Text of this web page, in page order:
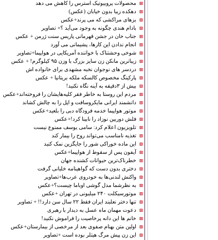
محصولات پروبیوتیک استرس را کاهش می دهد
دهکده‌ زیبا بدون خیابان (عکس)
بزهای مراکشی که می پرند+عکس
بادام هندی چگونه به وجود می‌آید ؟+ تصاویر
جناب خان در جشن قهرمانی پاریس سنت ژرمن + عکس
انجام ندادن این کارها، پشیمانی می آورد
شوخی وحشتناک با خواننده آمریکایی در هواپیما+تصاویر
زیباترین مانکن زن سایز بزرگ با وزن ۹۵ کیلوگرم! + عکس
دردسر های نوجوان نخبه مشهدی برای خانواده اش
پارکینگ مخصوص کالسکه ملکه بریتانیا + عکس
بیش از ۳دقیقه به آینه نگاه نکنید!
مردم این روستا به خاطر فقر کلیه‌هایشان را فروخته‌اند+عکس
دانشمند ایرانی مایکروسافت و اپل را به چالش کشاند
موتور هواپیما خدمه فرودگاه دبی را بلعید+عکس
فلش دوربین نوزاد را نابینا کرد!+عکس
تلویزیون اعلام کرد: سامی یوسف ممنوع نیست
تغذیه نامناسب می‌تواند روح را بیمار کند
این ماده خوراکی شور را جایگزین نمک کنید
آیفون پس از سقوط از هواپیما+عکس
خطرناک‌ترین حیوانات کشنده جهان
دختری بدون دست که گواهینامه خلبانی گرفت
واکنش ‌لندنی‌ها به ‌خودروی عرب‌ها+تصاویر
به نظرشما مدل گوشی اوباما چیست؟+عکس
موتورسیکلت ۲۴۰ میلیونی در تهران +عکس
تنها دختر نعلبند ایران فقط ۲۲ سال سن دارد!! + تصاویر
دعوت مهمان ماه عسل به دیدار با رهبری
خانم ها این دانه پرخاصیت را فراموش نکنید!
اولین متن بهنام صفوی بعد از مرخصی از بیمارستان+عکس
این زن پیش مرگ هیتلر بوده است +تصاویر